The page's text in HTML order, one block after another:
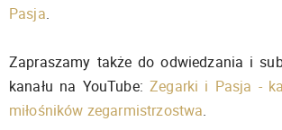
Pasja.
Zapraszamy także do odwiedzania i
kanału na YouTube:Zegarki i Pasja -
miłośników zegarmistrzostwa.